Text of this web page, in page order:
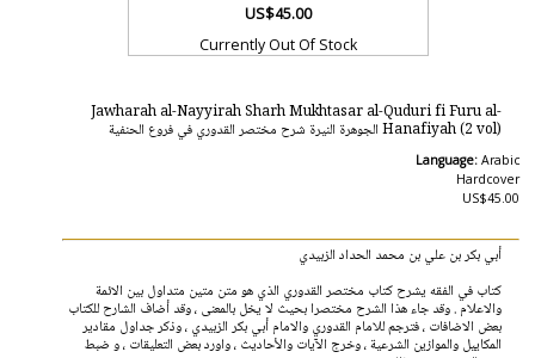
US$45.00
Currently Out Of Stock
Jawharah al-Nayyirah Sharh Mukhtasar al-Quduri fi Furu al-
Hanafiyah (2 vol) الجوهرة النيرة شرح مختصر القدوري في فروع الحنفية
Language: Arabic
Hardcover
US$45.00
أبي بكر بن علي بن محمد الحداد الزبيدي
كتاب في الفقه يشرح كتاب مختصر القدوري الذي هو متن متين متداول بين الائمة
والاعلام . وقد جاء هذا الشرح مختصرا بحيث لا يخل بالمعنى ، وقد أضاف الشارح للكتاب
بعض الاضافات ، فترجم للامام القدوري والامام أبي بكر الزبيدي ، وذكر جداول مقادير
المكاييل والموازين الشرعية ، وخرج الآيات والأحاديث ، واورد بعض التعليقات ، و ضبط